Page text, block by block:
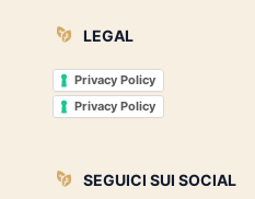
LEGAL
Privacy Policy
Privacy Policy
SEGUICI SUI SOCIAL